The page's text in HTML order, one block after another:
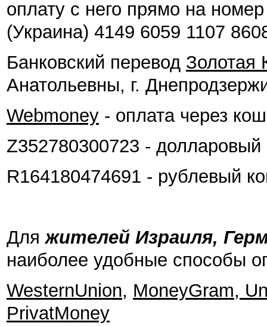
оплату с него прямо на
(Украина) 4149 6059 1107
Банковский перевод Золотая
Анатольевны, г.
Webmoney - оплата через
Z352780300723 -
R164180474691 - рублевый
Дляжителей Израиля,
наиболее удобные способы
WesternUnion, MoneyGram,
PrivatMoney